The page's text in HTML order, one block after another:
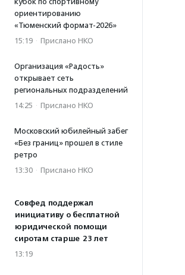
ориентированию
«Тюменский формат-2026»
15:19 · Прислано НКО
Организация «Радость»
открывает сеть
региональных подразделений
14:25 · Прислано НКО
Московский юбилейный забег
«Без границ» прошел в стиле
ретро
13:30 · Прислано НКО
Совфед поддержал
инициативу о бесплатной
юридической помощи
сиротам старше 23 лет
13:19